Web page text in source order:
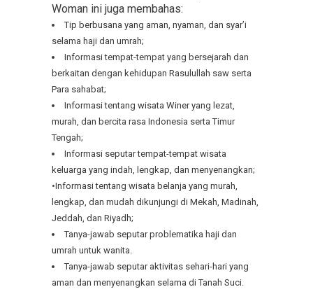
Woman ini juga membahas:
Tip berbusana yang aman, nyaman, dan syar’i
selama haji dan umrah;
Informasi tempat-tempat yang bersejarah dan
berkaitan dengan kehidupan Rasulullah saw serta
Para sahabat;
Informasi tentang wisata Winer yang lezat,
murah, dan bercita rasa Indonesia serta Timur
Tengah;
Informasi seputar tempat-tempat wisata
keluarga yang indah, lengkap, dan menyenangkan;
•Informasi tentang wisata belanja yang murah,
lengkap, dan mudah dikunjungi di Mekah, Madinah,
Jeddah, dan Riyadh;
Tanya-jawab seputar problematika haji dan
umrah untuk wanita.
Tanya-jawab seputar aktivitas sehari-hari yang
aman dan menyenangkan selama di Tanah Suci.